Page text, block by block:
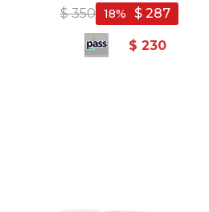
$ 350 $ 287
18
$ 230